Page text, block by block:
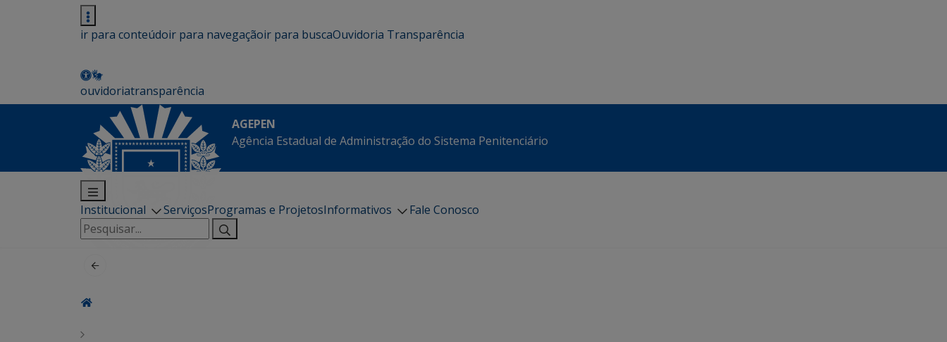
ir para conteúdoir para navegaçãoir para buscaOuvidoria Transparência
ouvidoriatransparência
AGEPEN
Agência Estadual de Administração do Sistema Penitenciário
Institucional ServiçosProgramas e ProjetosInformativos
Fale Conosco
Pesquisar
por: